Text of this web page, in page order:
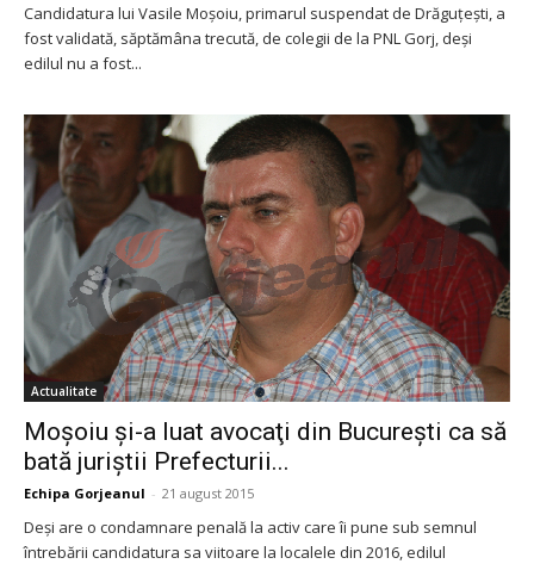
Candidatura lui Vasile Moșoiu, primarul suspendat de Drăguțești, a
fost validată, săptămâna trecută, de colegii de la PNL Gorj, deși
edilul nu a fost...
Actualitate
Moşoiu şi-a luat avocaţi din Bucureşti ca să
bată juriştii Prefecturii...
Echipa Gorjeanul - 21 august 2015
Deşi are o condamnare penală la activ care îi pune sub semnul
întrebării candidatura sa viitoare la localele din 2016, edilul